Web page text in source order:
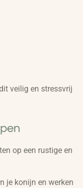
veilig en stressvrij
op een rustige en
je konijn en werken